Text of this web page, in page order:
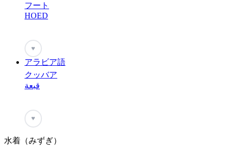
フート
HOED
♥
アラビア語
クッバア
قبعة
♥
水着（みずぎ）